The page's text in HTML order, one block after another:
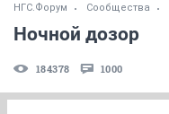
НГС.Форум Сообщества
Ночной дозор
184378 1000